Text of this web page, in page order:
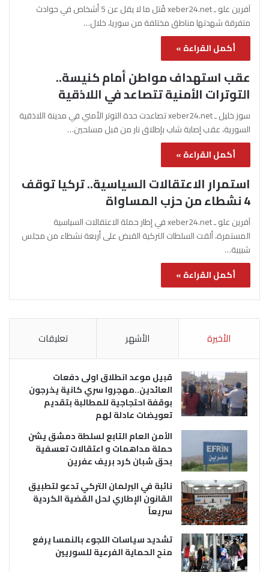
آفرين علو ـ xeber24.net قُتل ما لا يقل عن 5 أشخاص في حوادث
متفرقة شهدتها مناطق مختلفة من سوريا، خلال…
أكمل القراءة »
عقب استهداف مواطن أمام كنيسة..
التوترات الأمنية تتصاعد في اللاذقية
سوز خليل ـ xeber24.net تصاعدت حدة التوتر الأمني في مدينة اللاذقية
السورية، عقب إصابة شاب بإطلاق نار من قبل مسلحين…
أكمل القراءة »
استمرار الاعتقالات السياسية.. تركيا توقف
4 نشطاء من حزب المساواة
آفرين علو ـ xeber24.net في إطار حملة الاعتقالات السياسية
المستمرة، ألقت السلطات التركية القبض على أربعة نشطاء من مجلس
شبيبة…
أكمل القراءة »
الأخيرة الأشهر تعليقات
قبيل موعد انطلاق اولى دفعات
العائدين..مهجروا سري كانية يخرجون
بوقفة احتجاجية للمطالبة بتقديم
تعويضات عادلة لهم
الأمن العام التابع لسلطة دمشق يشن
حملة مداهمات و اعتقالات تعسفية
بحق شبان كرد بريف عفرين
نائبة في البرلمان التركي تدعو لتطبيق
القانون الإطاري لحل القضية الكردية
سريعاً
تشديد سياسات اللجوء بالنمسا يرفع
منح الحماية الفرعية للسوريين